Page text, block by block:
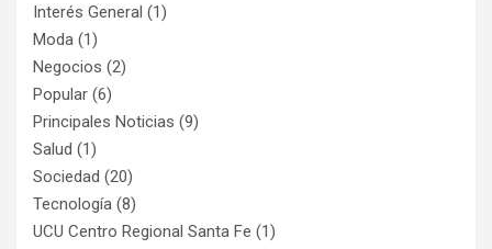
Interés General (1)
Moda (1)
Negocios (2)
Popular (6)
Principales Noticias (9)
Salud (1)
Sociedad (20)
Tecnología (8)
UCU Centro Regional Santa Fe (1)